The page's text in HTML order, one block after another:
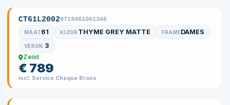
CT61L20028719461061346
MAAT61 KLEUR THYME GREY MATTE FRAMEDAMES
VERSN. 3
Zeist
€ 789
incl. Service Cheque Brons